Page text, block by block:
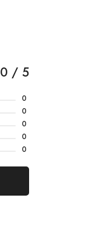
0 / 5
0
0
0
0
0